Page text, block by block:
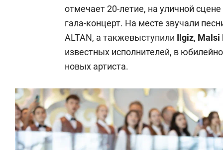
отмечает 20-летие, на уличной
гала-концерт. На месте звучали
ALTAN, а такжевыступили Ilgiz, Malsi
известных исполнителей, в
новых артиста.